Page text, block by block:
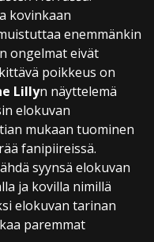
kovinkaan
enemmänkin
ongelmat eivät
poikkeus on
Lillyn näyttelemä
elokuvan
mukaan tuominen
fanipiireissä.
syynsä elokuvan
ja kovilla nimillä
elokuvan tarinan
paremmat